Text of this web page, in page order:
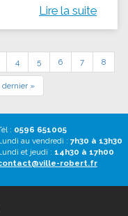
Lire la suite
4 5 6 7 8
dernier »
: 0596 651005
au vendredi : 7h30 à 13h30
et jeudi : 14h30 à 17h00
robert.fr